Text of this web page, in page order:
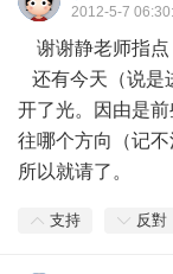
2012-5-7
谢谢静老师指点
还有今天（说是
开了光。因由是
往哪个方向（记
所以就请了。
支持 反對